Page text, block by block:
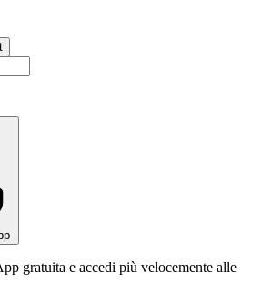
gratuita e accedi più velocemente alle